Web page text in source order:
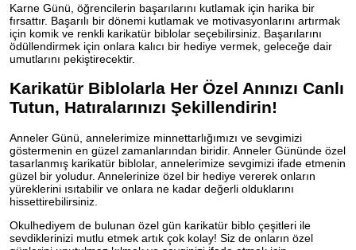
Karne Günü, öğrencilerin başarılarını kutlamak için harika bir
fırsattır. Başarılı bir dönemi kutlamak ve motivasyonlarını artırmak
için komik ve renkli karikatür biblolar seçebilirsiniz. Başarılarını
ödüllendirmek için onlara kalıcı bir hediye vermek, geleceğe dair
umutlarını pekiştirecektir.
Karikatür Biblolarla Her Özel Anınızı Canlı
Tutun, Hatıralarınızı Şekillendirin!
Anneler Günü, annelerimize minnettarlığımızı ve sevgimizi
göstermenin en güzel zamanlarından biridir. Anneler Gününde özel
tasarlanmış karikatür biblolar, annelerimize sevgimizi ifade etmenin
güzel bir yoludur. Annelerinize özel bir hediye vererek onların
yüreklerini ısıtabilir ve onlara ne kadar değerli olduklarını
hissettirebilirsiniz.
Okulhediyem de bulunan özel gün karikatür biblo çeşitleri ile
sevdiklerinizi mutlu etmek artık çok kolay! Siz de onların özel